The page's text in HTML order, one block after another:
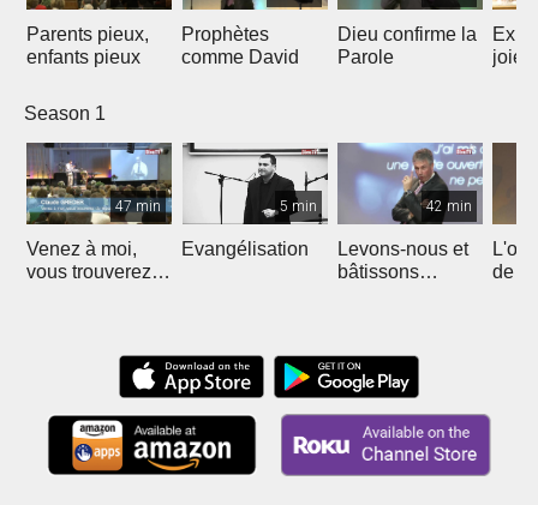
Parents pieux,
enfants pieux
Prophètes
comme David
Dieu confirme la
Parole
joie
Season 1
47 min
Venez à moi,
vous trouverez
5 min
Evangélisation
42 min
Levons-nous et
bâtissons
de